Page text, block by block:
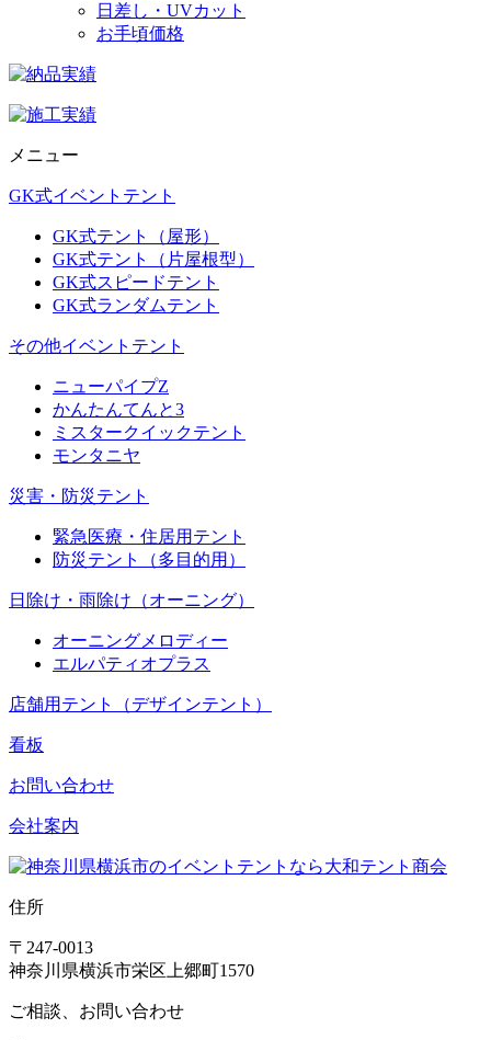
日差し・UVカット
お手頃価格
メニュー
GK式イベントテント
GK式テント（屋形）
GK式テント（片屋根型）
GK式スピードテント
GK式ランダムテント
その他イベントテント
ニューパイプZ
かんたんてんと3
ミスタークイックテント
モンタニヤ
災害・防災テント
緊急医療・住居用テント
防災テント（多目的用）
日除け・雨除け（オーニング）
オーニングメロディー
エルパティオプラス
店舗用テント（デザインテント）
看板
お問い合わせ
会社案内
住所
〒247-0013
神奈川県横浜市栄区上郷町1570
ご相談、お問い合わせ